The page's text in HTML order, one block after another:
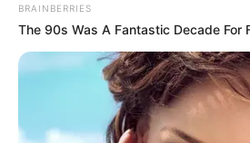
BRAINBERRIES
The 90s Was A Fantastic Decade For